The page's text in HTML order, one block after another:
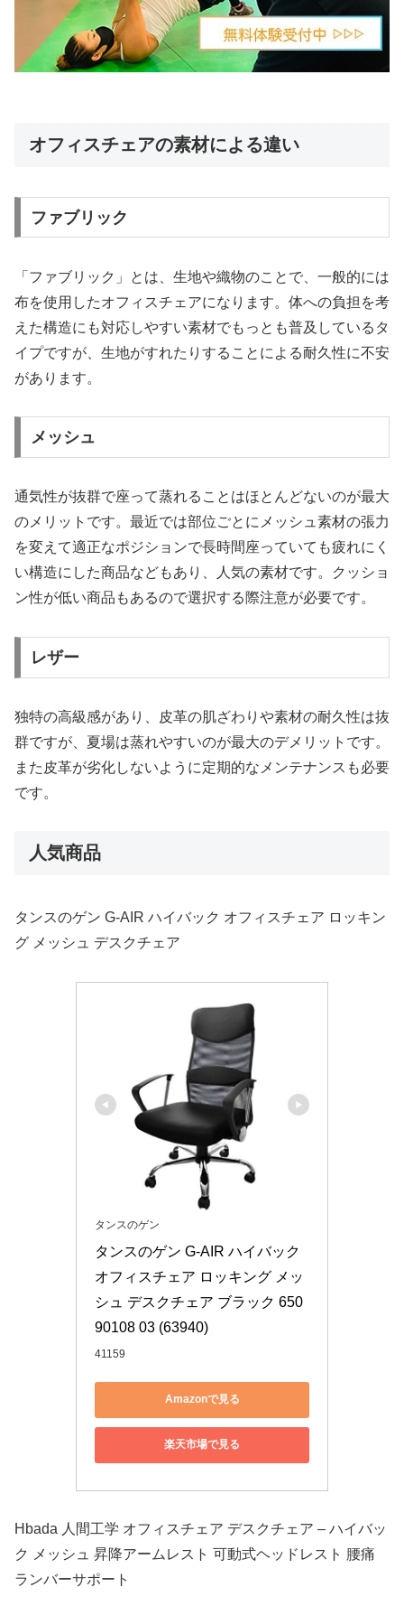
オフィスチェアの素材による違い
ファブリック
「ファブリック」とは、生地や織物のことで、一般的には
布を使用したオフィスチェアになります。体への負担を考
えた構造にも対応しやすい素材でもっとも普及しているタ
イプですが、生地がすれたりすることによる耐久性に不安
があります。
メッシュ
通気性が抜群で座って蒸れることはほとんどないのが最大
のメリットです。最近では部位ごとにメッシュ素材の張力
を変えて適正なポジションで長時間座っていても疲れにく
い構造にした商品などもあり、人気の素材です。クッショ
ン性が低い商品もあるので選択する際注意が必要です。
レザー
独特の高級感があり、皮革の肌ざわりや素材の耐久性は抜
群ですが、夏場は蒸れやすいのが最大のデメリットです。
また皮革が劣化しないように定期的なメンテナンスも必要
です。
人気商品
タンスのゲン G-AIR ハイバック オフィスチェア ロッキン
グ メッシュ デスクチェア
タンスのゲン
タンスのゲン G-AIR ハイバック
オフィスチェア ロッキング メッ
シュ デスクチェア ブラック 650
90108 03 (63940)
41159
Amazonで見る
楽天市場で見る
Hbada 人間工学 オフィスチェア デスクチェア – ハイバッ
ク メッシュ 昇降アームレスト 可動式ヘッドレスト 腰痛
ランバーサポート